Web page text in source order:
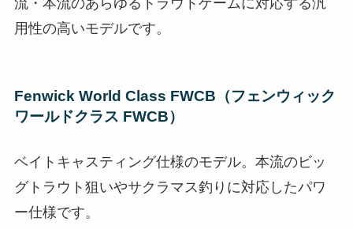
流・本流のあらゆるトラウトゲームに対応する汎
用性の高いモデルです。
Fenwick World Class FWCB（フェンウィック
ワールドクラス FWCB）
ベイトキャスティング仕様のモデル。本流のビッ
グトラウト狙いやサクラマス釣りに対応したパワ
ー仕様です。